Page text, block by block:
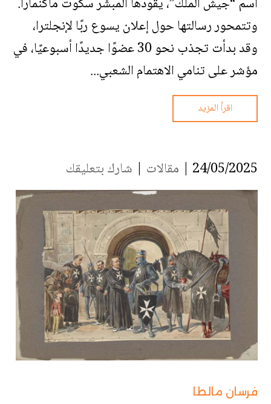
وتتمحور رسالتها حول إعلان يسوع ربًا لإنجلترا،
وقد بدأت تجذب نحو 30 عضوًا جديدًا أسبوعيًا، في
مؤشر على تنامي الاهتمام الشعبي...
اقرأ المزيد
24/05/2025 | مقالات | شارك بتعليقك
فرسان مالطا